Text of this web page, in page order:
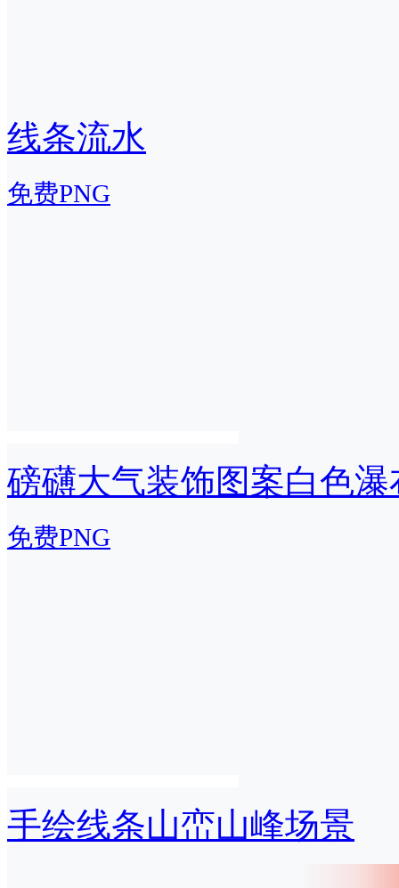
线条流水
免费PNG
磅礴大气装饰图案白色瀑
免费PNG
手绘线条山峦山峰场景